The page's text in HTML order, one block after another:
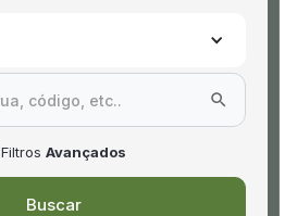
Filtros Avançados